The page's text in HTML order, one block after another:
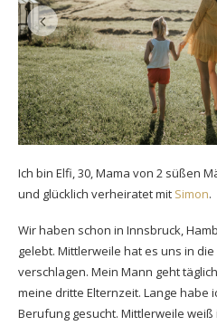
Ich bin Elfi, 30, Mama von 2 süßen
und glücklich verheiratet mit Simon.
Wir haben schon in Innsbruck,
gelebt. Mittlerweile hat es uns in
verschlagen. Mein Mann geht
meine dritte Elternzeit. Lange habe
Berufung gesucht. Mittlerweile weiß